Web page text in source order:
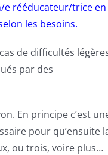
e rééducateur/trice en
les besoins.
de difficultés
par des
En principe c’est
pour qu’ensuite
ou trois, voire plus…